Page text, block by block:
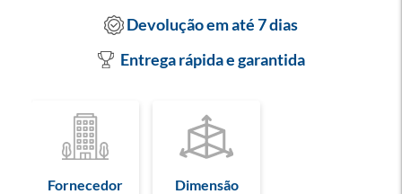
Devolução em até 7 dias
Entrega rápida e garantida
Fornecedor Dimensão